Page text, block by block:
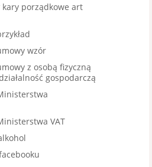
kary porządkowe art
wzór
z osobą fizyczną
gospodarczą
VAT